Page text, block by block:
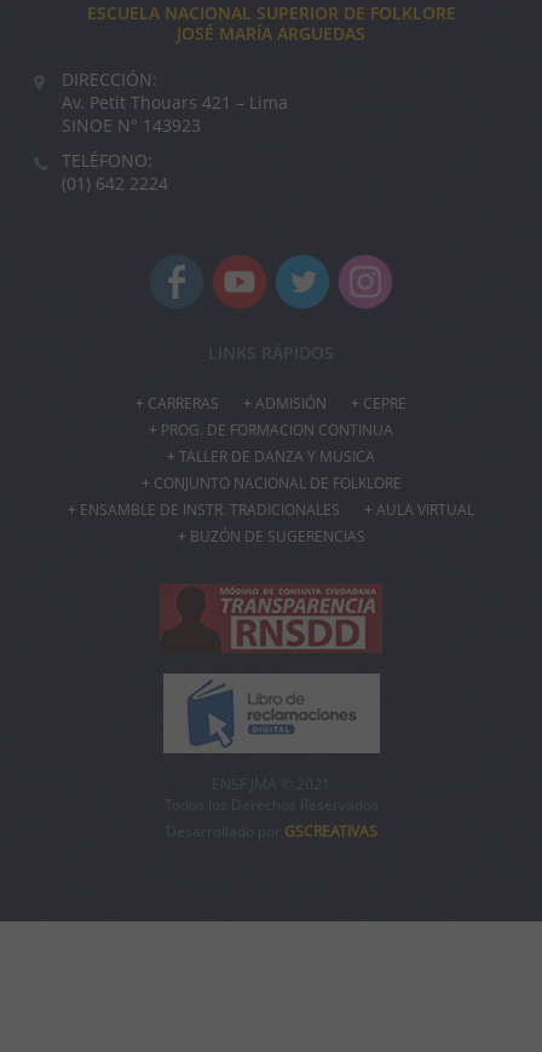
ESCUELA NACIONAL SUPERIOR DE FOLKLORE
JOSÉ MARÍA ARGUEDAS
DIRECCIÓN:
Av. Petit Thouars 421 – Lima
SINOE N° 143923
TELÉFONO:
(01) 642 2224
LINKS RÁPIDOS
CARRERAS ADMISIÓN
CEPRE
PROG. DE FORMACION CONTINUA
TALLER DE DANZA Y MUSICA
CONJUNTO NACIONAL DE FOLKLORE
ENSAMBLE DE INSTR. TRADICIONALES
AULA VIRTUAL
BUZÓN DE SUGERENCIAS
ENSF JMA © 2021
Todos los Derechos Reservados
Desarrollado por GSCREATIVAS